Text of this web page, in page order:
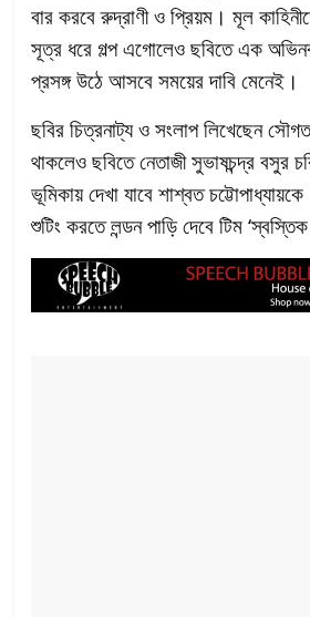
বার করবে রুদ্রাণী ও প্রিয়ম। মূল
সূত্র ধরে গল্প এগোলেও ছবিতে এক
প্রসঙ্গ উঠে আসবে সময়ের দাবি মেনেই।
ছবির চিত্রনাট্য ও সংলাপ লিখেছেন
থাকলেও ছবিতে নেতাজী সুভাষচন্দ্র বসুর
ভূমিকায় দেখা যাবে শাশ্বত
শুটিং করতে লন্ডন পাড়ি দেবে টিম